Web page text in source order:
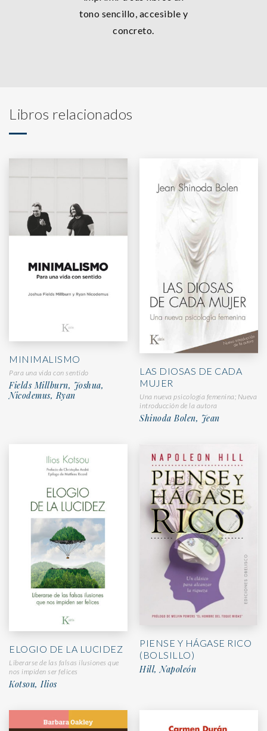
tono sencillo, accesible y
concreto.
Libros relacionados
MINIMALISMO
Para una vida con sentido
Fields Millburn, Joshua,
Nicodemus, Ryan
LAS DIOSAS DE CADA
MUJER
Una nueva psicología femenina; Nueva
introducción de la autora
Shinoda Bolen, Jean
ELOGIO DE LA LUCIDEZ
Liberarse de las falsas ilusiones que
nos impiden ser felices
Kotsou, Ilios
PIENSE Y HÁGASE RICO
(BOLSILLO)
Hill, Napoleón